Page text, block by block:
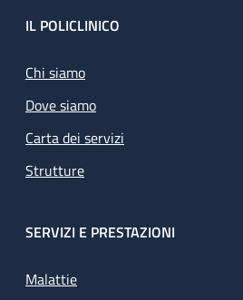
Footer
IL POLICLINICO
Chi siamo
Dove siamo
Carta dei servizi
Strutture
SERVIZI E PRESTAZIONI
Malattie